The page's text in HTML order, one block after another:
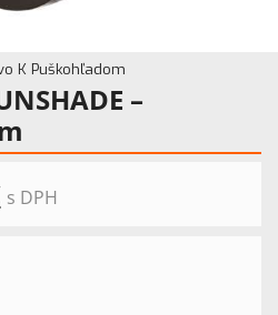
K Puškohľadom
–
Aktuálna
cena
s DPH